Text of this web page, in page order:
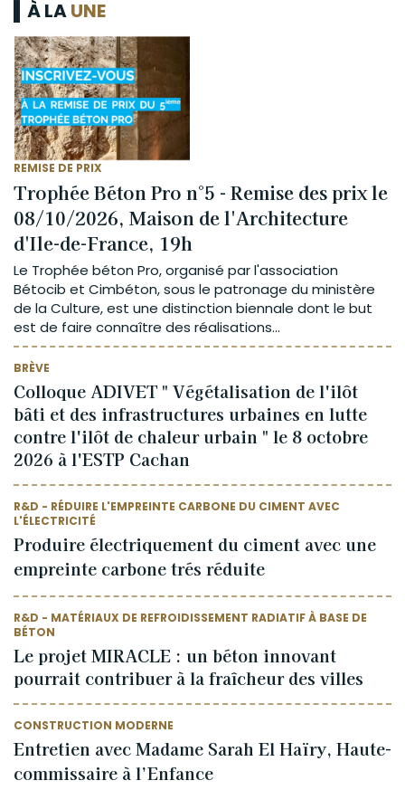
À LAUNE
REMISE DE PRIX
Trophée Béton Pro n°5 - Remise des prix le
08/10/2026, Maison de l'Architecture
d'Ile-de-France, 19h
Le Trophée béton Pro, organisé par l'association
Bétocib et Cimbéton, sous le patronage du ministère
de la Culture, est une distinction biennale dont le but
est de faire connaître des réalisations...
BRÈVE
Colloque ADIVET " Végétalisation de l'ilôt
bâti et des infrastructures urbaines en lutte
contre l'ilôt de chaleur urbain " le 8 octobre
2026 à l'ESTP Cachan
R&D - RÉDUIRE L'EMPREINTE CARBONE DU CIMENT AVEC
L'ÉLECTRICITÉ
Produire électriquement du ciment avec une
empreinte carbone trés réduite
R&D - MATÉRIAUX DE REFROIDISSEMENT RADIATIF À BASE DE
BÉTON
Le projet MIRACLE : un béton innovant
pourrait contribuer à la fraîcheur des villes
CONSTRUCTION MODERNE
Entretien avec Madame Sarah El Haïry, Haute-
commissaire à l’Enfance